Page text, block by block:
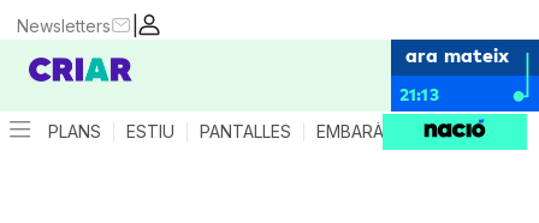
|
Newsletters
ara mateix
21:13
PLANS ESTIU PANTALLES EMBARÀS CRIANÇA